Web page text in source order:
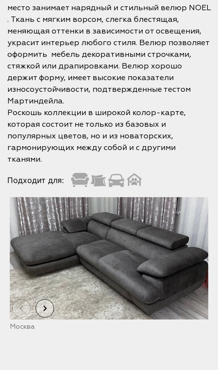
место занимает нарядный и стильный велюр NOEL
. Ткань с мягким ворсом, слегка блестящая,
меняющая оттенки в зависимости от освещения,
украсит интерьер любого стиля. Велюр позволяет
оформить мебель декоративными строчками,
стяжкой или драпировками. Велюр хорошо
держит форму, имеет высокие показатели
износоустойчивости, подтвержденные тестом
Мартиндейла.
Роскошь коллекции в широкой колор-карте,
которая состоит не только из базовых и
популярных цветов, но и из новаторских,
гармонирующих между собой и с другими
тканями.
Подходит для:
Москва